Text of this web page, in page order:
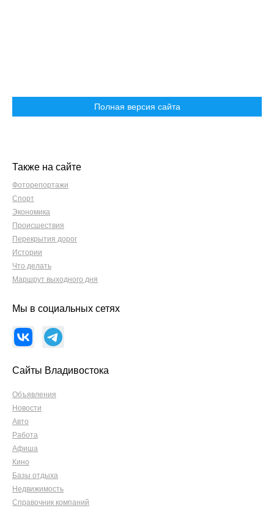
Полная версия сайта
Также на сайте
Фоторепортажи
Спорт
Экономика
Происшествия
Перекрытия дорог
Истории
Что делать
Маршрут выходного дня
Мы в социальных сетях
Сайты Владивостока
Объявления
Новости
Авто
Работа
Афиша
Кино
Базы отдыха
Недвижимость
Справочник компаний